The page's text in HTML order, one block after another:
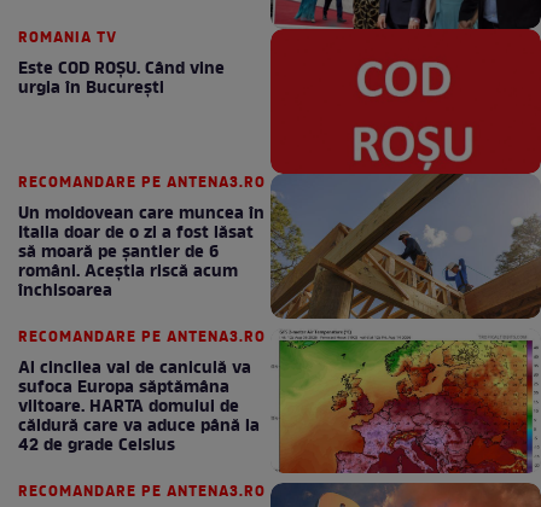
ROMANIA TV
Este COD ROŞU. Când vine
urgia în Bucureşti
RECOMANDARE PE ANTENA3.RO
Un moldovean care muncea în
Italia doar de o zi a fost lăsat
să moară pe şantier de 6
români. Aceștia riscă acum
închisoarea
RECOMANDARE PE ANTENA3.RO
Al cincilea val de caniculă va
sufoca Europa săptămâna
viitoare. HARTA domului de
căldură care va aduce până la
42 de grade Celsius
RECOMANDARE PE ANTENA3.RO